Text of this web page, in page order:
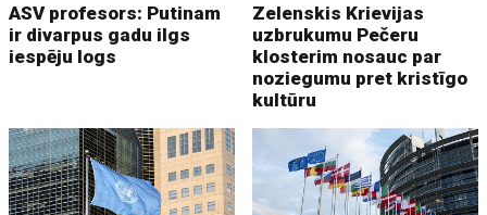
ASV profesors: Putinam
ir divarpus gadu ilgs
iespēju logs
Zelenskis Krievijas
uzbrukumu Pečeru
klosterim nosauc par
noziegumu pret kristīgo
kultūru